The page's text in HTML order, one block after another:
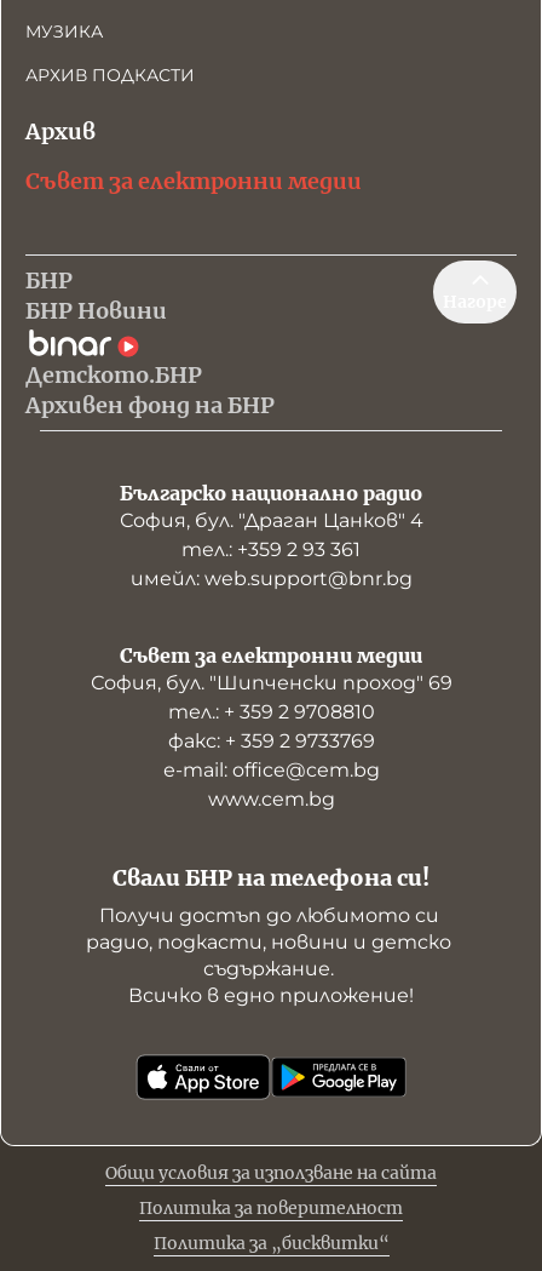
МУЗИКА
АРХИВ ПОДКАСТИ
Архив
Съвет за електронни медии
БНР
БНР Новини
Детското.БНР
Архивен фонд на БНР
Българско национално радио
София, бул. "Драган Цанков" 4
тел.: +359 2 93 361
имейл: web.support@bnr.bg
Свали БНР на телефона си!
Получи достъп до любимото си
радио, подкасти, новини и детско
съдържание.
Всичко в едно приложение!
Съвет за електронни медии
София, бул. "Шипченски проход" 69
тел.: + 359 2 9708810
факс: + 359 2 9733769
е-mail: office@cem.bg
www.cem.bg
Общи условия за използване на сайта
Политика за поверителност
Политика за „бисквитки“